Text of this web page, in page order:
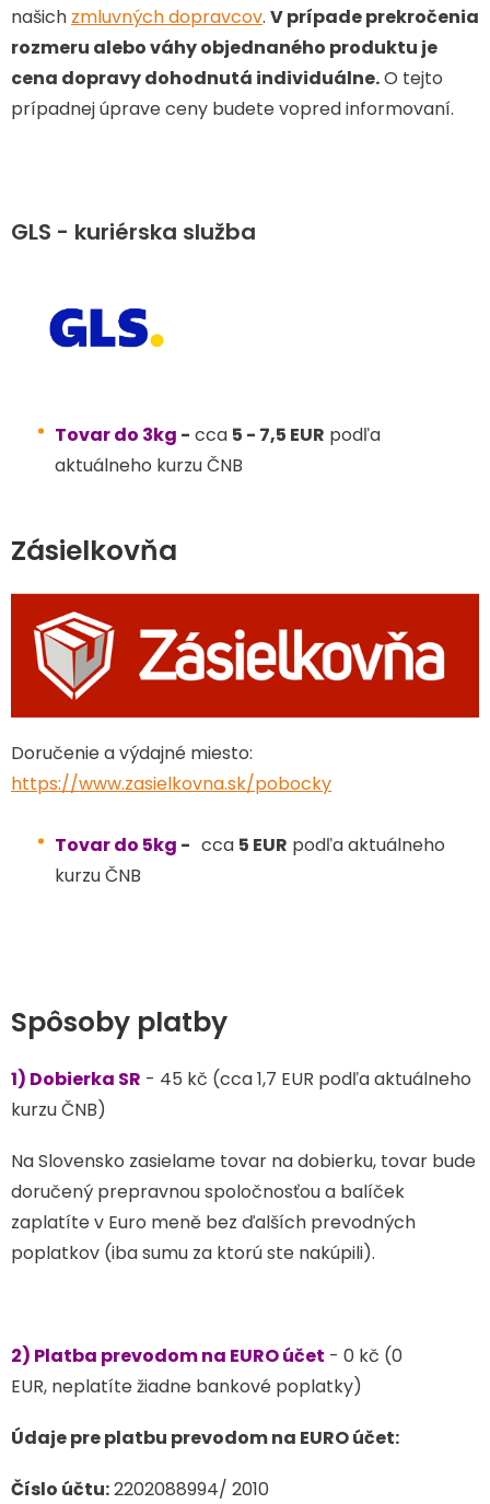
našich zmluvných dopravcov. V prípade prekročenia
rozmeru alebo váhy objednaného produktu je
cena dopravy dohodnutá individuálne.O tejto
prípadnej úprave ceny budete vopred informovaní.
GLS - kuriérska služba
Tovar do 3kg - cca 5 - 7,5 EUR podľa
aktuálneho kurzu ČNB
Zásielkovňa
Doručenie a výdajné miesto:
https://www.zasielkovna.sk/pobocky
Tovar do 5kg - cca 5 EUR podľa aktuálneho
kurzu ČNB
Spôsoby platby
1) Dobierka SR - 45 kč (cca 1,7 EUR podľa aktuálneho
kurzu ČNB)
Na Slovensko zasielame tovar na dobierku, tovar bude
doručený prepravnou spoločnosťou a balíček
zaplatíte v Euro meně bez ďalších prevodných
poplatkov (iba sumu za ktorú ste nakúpili).
2) Platba prevodom na EURO účet - 0 kč (0
EUR, neplatíte žiadne bankové poplatky)
Údaje pre platbu prevodom na EURO účet:
Číslo účtu:2202088994/ 2010